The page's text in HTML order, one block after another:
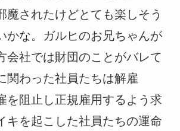
魔されたけどとても楽しそう
かな。ガルヒのお兄ちゃんが
会社では財団のことがバレて
関わった社員たちは解雇
を阻止し正規雇用するよう求
キを起こした社員たちの運命